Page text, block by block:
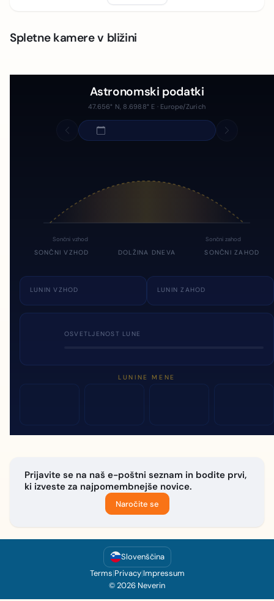
Spletne kamere v bližini
Astronomski podatki
47.656° N, 8.6988° E · Europe/Zurich
Sončni vzhod Sončni zahod
SONČNI VZHOD DOLŽINA DNEVA SONČNI ZAHOD
LUNIN VZHOD LUNIN ZAHOD
OSVETLJENOST LUNE
LUNINE MENE
Prijavite se na naš e-poštni seznam in bodite prvi,
ki izveste za najpomembnejše novice.
Naročite se
Slovenščina
Terms|Privacy|Impressum
© 2026 Neverin